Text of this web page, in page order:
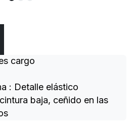
cargo
: Detalle elástico
baja, ceñido en las